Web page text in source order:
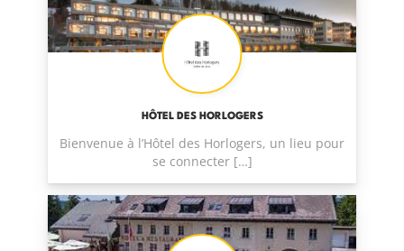
HÔTEL DES HORLOGERS
Bienvenue à l’Hôtel des Horlogers, un lieu pour
se connecter […]